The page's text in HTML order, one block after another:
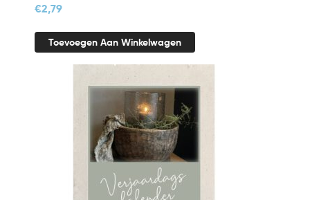
€2,79
Toevoegen Aan Winkelwagen